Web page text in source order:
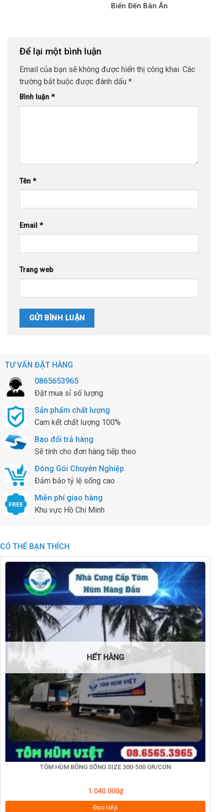
TƯ VẤN ĐẶT HÀNG
0865653965
Đặt mua sỉ số lượng
Sản phẩm chất lượng
Cam kết chất lượng 100%
Bao đổi trả hàng
Sẽ tính cho đơn hàng tiếp theo
Đóng Gói Chuyên Nghiệp
Đảm bảo tỷ lệ sống cao
Miễn phí giao hàng
Khu vực Hồ Chi Minh
CÓ THỂ BẠN THÍCH
HẾT HÀNG
TÔM HÙM BÔNG SỐNG SIZE 300-500 GR/CON
1.040.000₫
Đọc tiếp
Biển Đến Bàn Ăn
Để lại một bình luận
Email của bạn sẽ không được hiển thị công khai. Các
trường bắt buộc được đánh dấu *
Bình luận *
Tên *
Email *
Trang web